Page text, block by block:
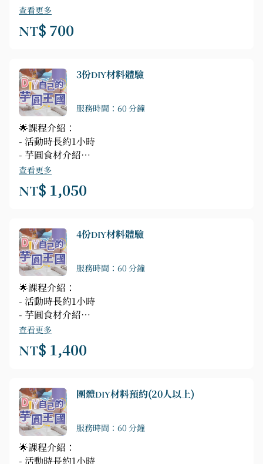
- 搓揉切割出完美的芋圓
- 下鍋烹煮加入喜歡的湯底
- 精美包裝一式
查看更多
NT$ 700
3份DIY材料體驗
服務時間：60 分鐘
🌟課程介紹：
- 活動時長約1小時
- 芋圓食材介紹
- 搓揉切割出完美的芋圓
- 下鍋烹煮加入喜歡的湯底
- 精美包裝一式
查看更多
NT$ 1,050
4份DIY材料體驗
服務時間：60 分鐘
🌟課程介紹：
- 活動時長約1小時
- 芋圓食材介紹
- 搓揉切割出完美的芋圓
- 下鍋烹煮加入喜歡的湯底
- 精美包裝一式
查看更多
NT$ 1,400
團體DIY材料預約(20人以上)
服務時間：60 分鐘
🌟課程介紹：
- 活動時長約1小時